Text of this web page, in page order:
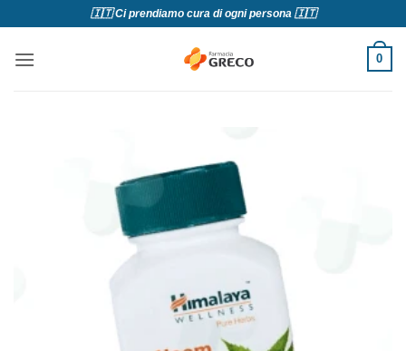
contenuti
🇮🇹 Ci prendiamo cura di ogni persona 🇮🇹
0